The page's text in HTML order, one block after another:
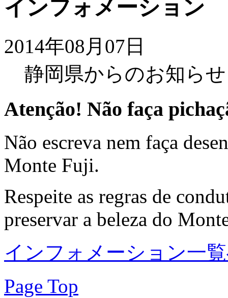
インフォメーション
2014年08月07日
静岡県からのお知らせ
Atenção! Não faça
Não escreva nem faça
Monte Fuji.
Respeite as regras de
preservar a beleza do
インフォメーション一
Page Top